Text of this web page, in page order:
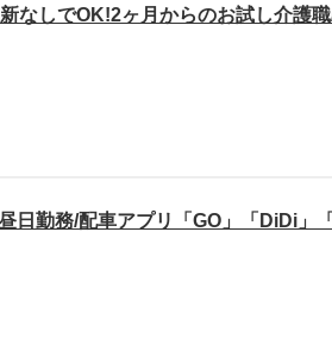
なしでOK!2ヶ月からのお試し介護
日勤務/配車アプリ「GO」「DiDi」